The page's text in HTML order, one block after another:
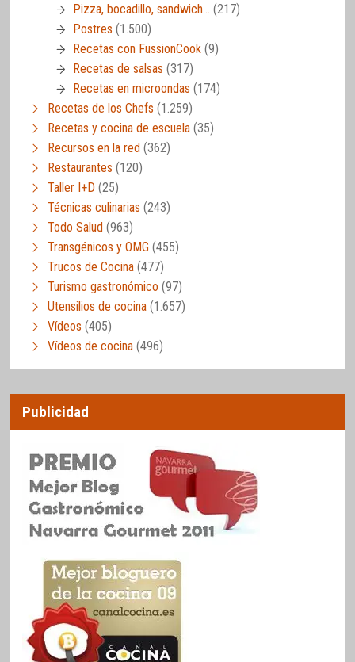
Pizza, bocadillo, sandwich… (217)
Postres (1.500)
Recetas con FussionCook (9)
Recetas de salsas (317)
Recetas en microondas (174)
Recetas de los Chefs (1.259)
Recetas y cocina de escuela (35)
Recursos en la red (362)
Restaurantes (120)
Taller I+D (25)
Técnicas culinarias (243)
Todo Salud (963)
Transgénicos y OMG (455)
Trucos de Cocina (477)
Turismo gastronómico (97)
Utensilios de cocina (1.657)
Vídeos (405)
Vídeos de cocina (496)
Publicidad